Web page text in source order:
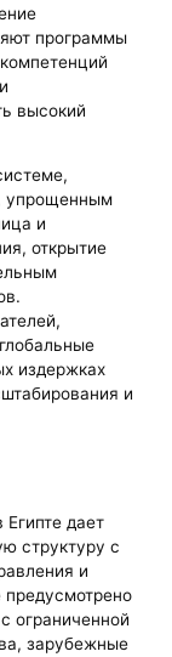
программы
высокий
упрощенным
и
открытие
издержках
и
дает
структуру с
и
предусмотрено
ограниченной
зарубежные